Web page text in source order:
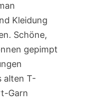
Kleidung
Schöne,
gepimpt
alten T-
Garn